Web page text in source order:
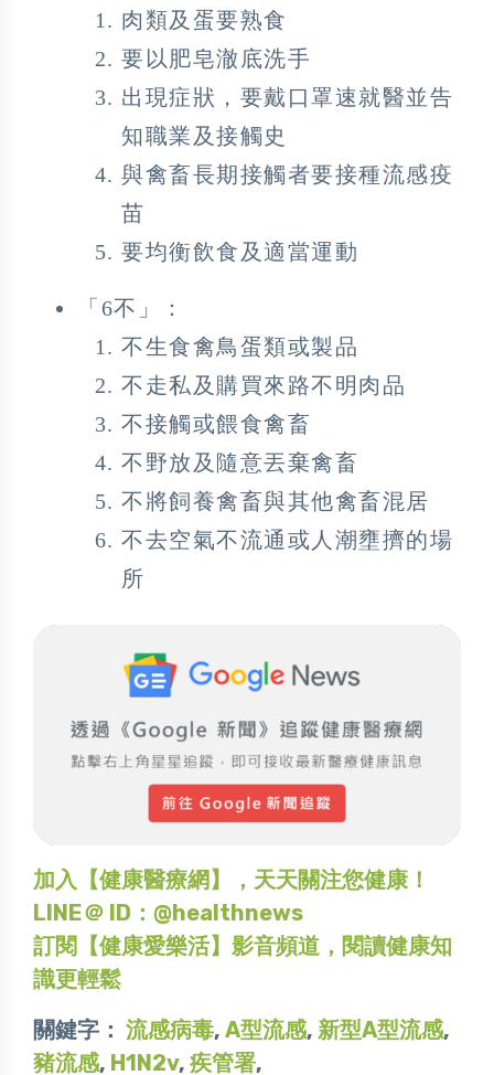
肉類及蛋要熟食
要以肥皂澈底洗手
出現症狀，要戴口罩速就醫並告
知職業及接觸史
與禽畜長期接觸者要接種流感疫
苗
要均衡飲食及適當運動
「6不」：
不生食禽鳥蛋類或製品
不走私及購買來路不明肉品
不接觸或餵食禽畜
不野放及隨意丟棄禽畜
不將飼養禽畜與其他禽畜混居
不去空氣不流通或人潮壅擠的場
所
加入【健康醫療網】，天天關注您健康！
LINE＠ ID：@healthnews
訂閱【健康愛樂活】影音頻道，閱讀健康知
識更輕鬆
關鍵字： 流感病毒, A型流感, 新型A型流感,
豬流感, H1N2v, 疾管署,